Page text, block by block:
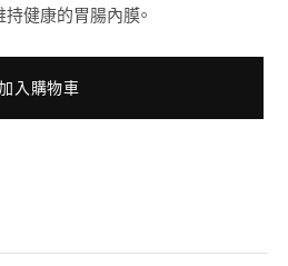
健康的胃腸內膜。
入購物車